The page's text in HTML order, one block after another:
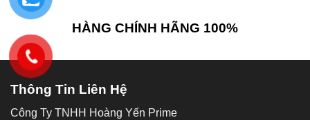
HÀNG CHÍNH HÃNG 100%
Thông Tin Liên Hệ
Công Ty TNHH Hoàng Yến Prime